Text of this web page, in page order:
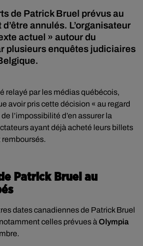
de Patrick Bruel prévus au
annulés. L’organisateur
actuel » autour du
plusieurs enquêtes judiciaires
relayé par les médias québécois,
avoir pris cette décision « au regard
l’impossibilité d’en assurer la
ayant déjà acheté leurs billets
Patrick Bruel au
dates canadiennes de Patrick Bruel
celles prévues à Olympia